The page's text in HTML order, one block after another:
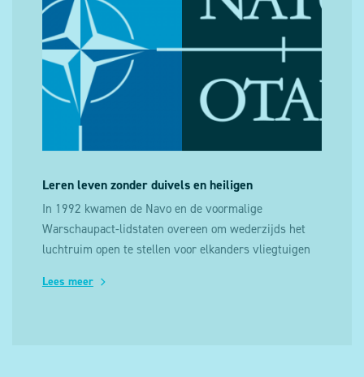
Leren leven zonder duivels en heiligen
In 1992 kwamen de Navo en de voormalige
Warschaupact-lidstaten overeen om wederzijds het
luchtruim open te stellen voor elkanders vliegtuigen
mogen maken van elkaars territorium, om op deze
Lees meer